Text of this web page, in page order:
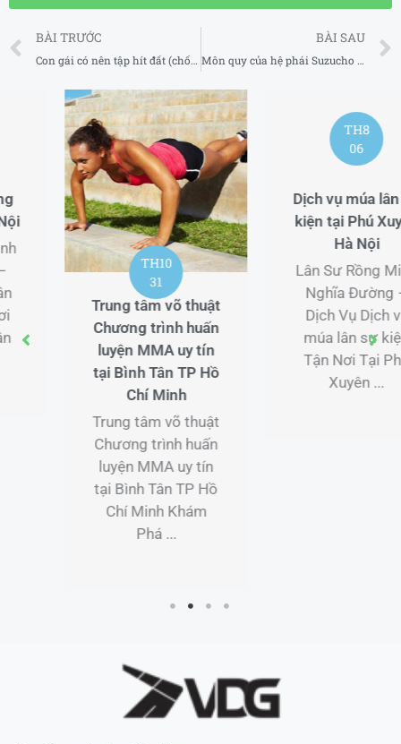
Prev
BÀI TRƯỚC
Con gái có nên tập hít đất (chống đẩy) không?
BÀI SAU
Môn quy của hệ phái Suzucho Karatedo
TH10
Trung tâm võ thuật
Chương trình huấn
luyện MMA uy tín
tại Bình Tân TP Hồ
Chí Minh
Trung tâm võ thuật
Chương trình huấn
luyện MMA uy tín
tại Bình Tân TP Hồ
Chí Minh Khám
Dịch vụ múa lân sự
kiện tại Phú Xuyên
Lân Sư Rồng Minh
Nghĩa Đường –
Dịch Vụ Dịch vụ
múa lân sự kiện
Tận Nơi Tại Phú